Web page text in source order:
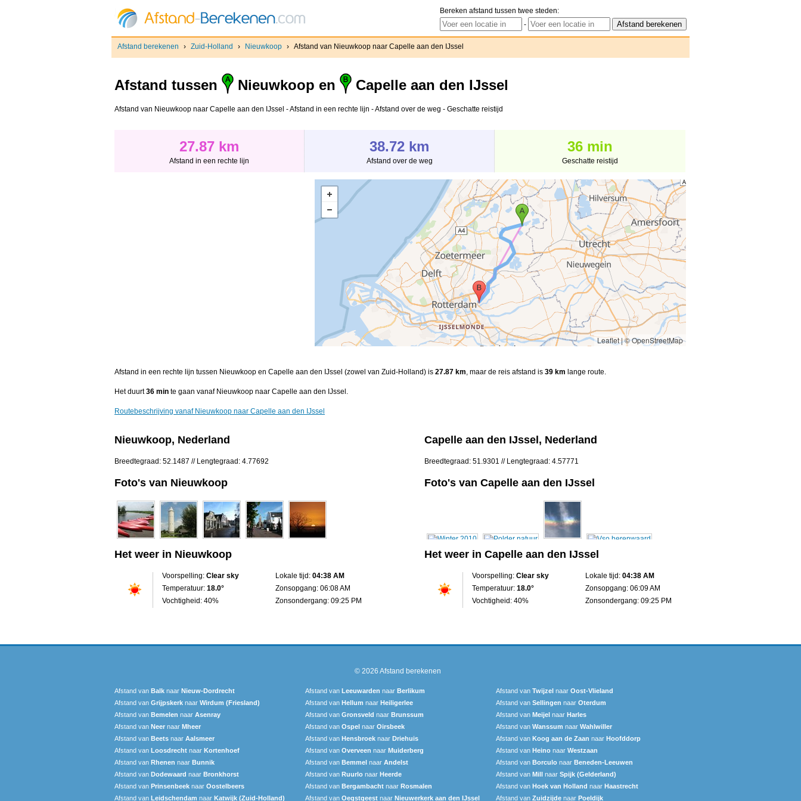
Bereken afstand tussen twee steden:
-
Afstand berekenen › Zuid-Holland › Nieuwkoop › Afstand van Nieuwkoop naar Capelle aan den IJssel
Afstand tussen Nieuwkoop en Capelle aan den IJssel
Afstand van Nieuwkoop naar Capelle aan den IJssel - Afstand in een rechte lijn - Afstand over de weg - Geschatte reistijd
27.87 km
Afstand in een rechte lijn
38.72 km
Afstand over de weg
36 min
Geschatte reistijd
Leaflet|© OpenStreetMap
Afstand in een rechte lijn tussen Nieuwkoop en Capelle aan den IJssel (zowel van Zuid-Holland) is 27.87 km, maar de reis afstand is 39 km lange route.
Het duurt36 min te gaan vanaf Nieuwkoop naar Capelle aan den IJssel.
Routebeschrijving vanaf Nieuwkoop naar Capelle aan den IJssel
Nieuwkoop, Nederland
Breedtegraad: 52.1487 // Lengtegraad: 4.77692
Foto's van Nieuwkoop
Het weer in Nieuwkoop
Voorspelling: Clear sky
Temperatuur: 18.0°
Vochtigheid: 40%
Lokale tijd: 04:38 AM
Zonsopgang: 06:08 AM
Zonsondergang: 09:25 PM
Capelle aan den IJssel, Nederland
Breedtegraad: 51.9301 // Lengtegraad: 4.57771
Foto's van Capelle aan den IJssel
Het weer in Capelle aan den IJssel
Voorspelling: Clear sky
Temperatuur: 18.0°
Vochtigheid: 40%
Lokale tijd: 04:38 AM
Zonsopgang: 06:09 AM
Zonsondergang: 09:25 PM
© 2026 Afstand berekenen
Afstand van Balk naar Nieuw-Dordrecht Afstand van Leeuwarden naar Berlikum Afstand van Twijzel naar Oost-Vlieland
Afstand van Grijpskerk naar Wirdum (Friesland) Afstand van Hellum naar Heiligerlee Afstand van Sellingen naar Oterdum
Afstand van Bemelen naar Asenray Afstand van Gronsveld naar Brunssum Afstand van Meijel naar Harles
Afstand van Neer naar Mheer Afstand van Ospel naar Oirsbeek Afstand van Wanssum naar Wahlwiller
Afstand van Beets naar Aalsmeer Afstand van Hensbroek naar Driehuis Afstand van Koog aan de Zaan naar Hoofddorp
Afstand van Loosdrecht naar Kortenhoef Afstand van Overveen naar Muiderberg Afstand van Heino naar Westzaan
Afstand van Rhenen naar Bunnik Afstand van Bemmel naar Andelst Afstand van Borculo naar Beneden-Leeuwen
Afstand van Dodewaard naar Bronkhorst Afstand van Ruurlo naar Heerde Afstand van Mill naar Spijk (Gelderland)
Afstand van Prinsenbeek naar Oostelbeers Afstand van Bergambacht naar Rosmalen Afstand van Hoek van Holland naar Haastrecht
Afstand van Leidschendam naar Katwijk (Zuid-Holland) Afstand van Oegstgeest naar Nieuwerkerk aan den IJssel Afstand van Zuidzijde naar Poeldijk